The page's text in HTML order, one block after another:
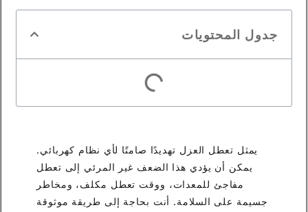
جدول المحتويات
يمثل تعطل العزل تهديدًا صامتًا لأي نظام كهربائي.
يمكن أن يؤدي هذا الضعف غير المرئي إلى تعطل
مفاجئ للمعدات، ووقت تعطل مكلف، ومخاطر
جسيمة على السلامة. أنت بحاجة إلى طريقة موثوقة